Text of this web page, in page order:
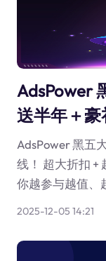
AdsPower
送半年＋豪
AdsPower 黑五
线！ 超大折扣 +
你越参与越值、
2025-12-05 14:21